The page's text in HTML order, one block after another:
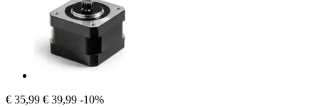
€ 35,99 € 39,99 -10%